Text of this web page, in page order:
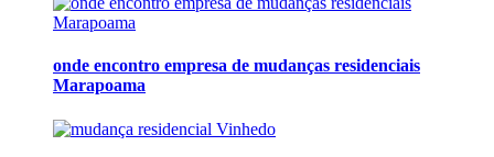
onde encontro empresa de mudanças residenciais
Marapoama